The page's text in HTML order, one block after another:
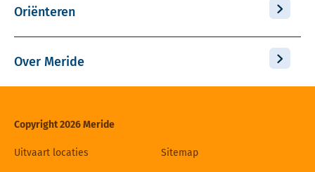
Oriënteren
Over Meride
Copyright 2026 Meride
Uitvaart locaties Sitemap